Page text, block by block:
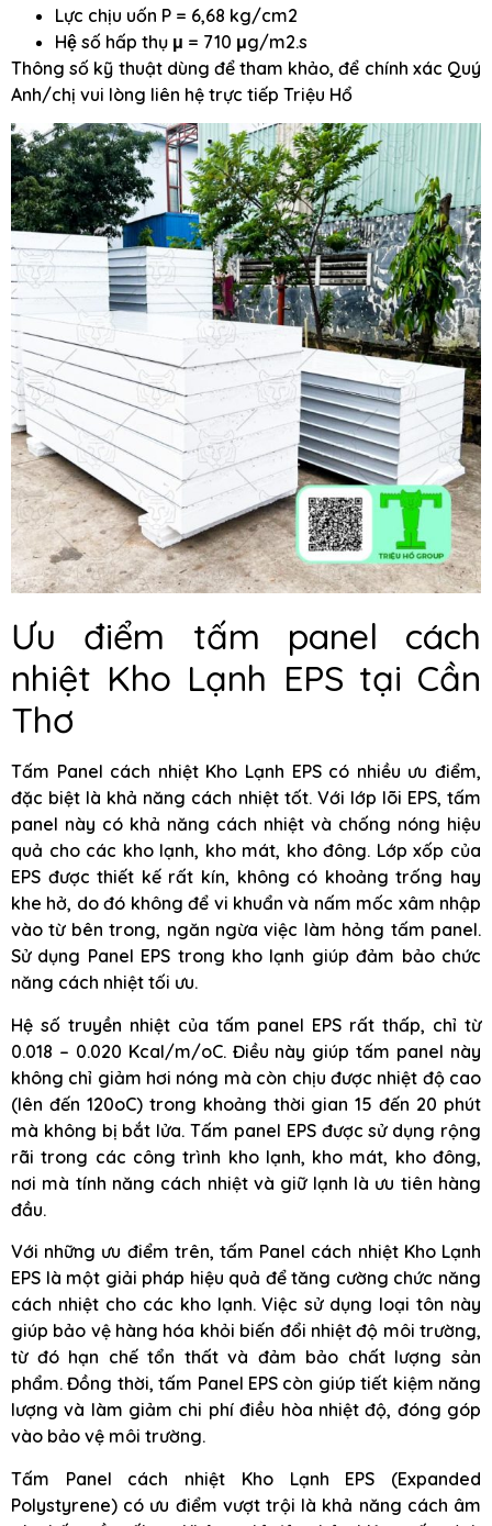
Lực chịu uốn P = 6,68 kg/cm2
Hệ số hấp thụ μ = 710 μg/m2.s
Thông số kỹ thuật dùng để tham khảo, để chính xác Quý
Anh/chị vui lòng liên hệ trực tiếp Triệu Hổ
Ưu điểm tấm panel cách
nhiệt Kho Lạnh EPS tại Cần
Thơ
Tấm Panel cách nhiệt Kho Lạnh EPS có nhiều ưu điểm,
đặc biệt là khả năng cách nhiệt tốt. Với lớp lõi EPS, tấm
panel này có khả năng cách nhiệt và chống nóng hiệu
quả cho các kho lạnh, kho mát, kho đông. Lớp xốp của
EPS được thiết kế rất kín, không có khoảng trống hay
khe hở, do đó không để vi khuẩn và nấm mốc xâm nhập
vào từ bên trong, ngăn ngừa việc làm hỏng tấm panel.
Sử dụng Panel EPS trong kho lạnh giúp đảm bảo chức
năng cách nhiệt tối ưu.
Hệ số truyền nhiệt của tấm panel EPS rất thấp, chỉ từ
0.018 – 0.020 Kcal/m/oC. Điều này giúp tấm panel này
không chỉ giảm hơi nóng mà còn chịu được nhiệt độ cao
(lên đến 120oC) trong khoảng thời gian 15 đến 20 phút
mà không bị bắt lửa. Tấm panel EPS được sử dụng rộng
rãi trong các công trình kho lạnh, kho mát, kho đông,
nơi mà tính năng cách nhiệt và giữ lạnh là ưu tiên hàng
đầu.
Với những ưu điểm trên, tấm Panel cách nhiệt Kho Lạnh
EPS là một giải pháp hiệu quả để tăng cường chức năng
cách nhiệt cho các kho lạnh. Việc sử dụng loại tôn này
giúp bảo vệ hàng hóa khỏi biến đổi nhiệt độ môi trường,
từ đó hạn chế tổn thất và đảm bảo chất lượng sản
phẩm. Đồng thời, tấm Panel EPS còn giúp tiết kiệm năng
lượng và làm giảm chi phí điều hòa nhiệt độ, đóng góp
vào bảo vệ môi trường.
Tấm Panel cách nhiệt Kho Lạnh EPS (Expanded
Polystyrene) có ưu điểm vượt trội là khả năng cách âm